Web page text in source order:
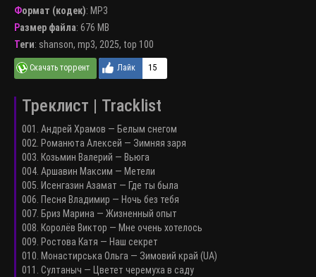
Формат (кодек): MP3
Размер файла: 676 MB
Теги: shanson, mp3, 2025, top 100
15
Треклист | Tracklist
001. Андрей Храмов — Белым снегом
002. Романюта Алексей — Зимняя заря
003. Козьмин Валерий — Вьюга
004. Аршавин Максим — Метели
005. Исенгазин Азамат — Где ты была
006. Песня Владимир — Ночь без тебя
007. Бриз Марина — Жизненный опыт
008. Королёв Виктор — Мне очень хотелось
009. Ростова Катя — Наш секрет
010. Монастирська Ольга — Зимовий край (UA)
011. Султаныч — Цветет черемуха в саду